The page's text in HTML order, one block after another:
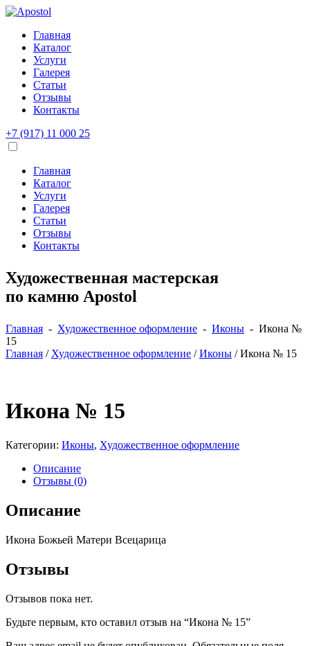
Главная
Каталог
Услуги
Галерея
Статьи
Отзывы
Контакты
+7 (917) 11 000 25
Главная
Каталог
Услуги
Галерея
Статьи
Отзывы
Контакты
Художественная мастерская
по камню Apostol
Главная - Художественное оформление - Иконы - Икона №
15
Главная / Художественное оформление /Иконы / Икона № 15
Икона № 15
Категории: Иконы, Художественное оформление
Описание
Отзывы (0)
Описание
Икона Божьей Матери Всецарица
Отзывы
Отзывов пока нет.
Будьте первым, кто оставил отзыв на “Икона № 15”